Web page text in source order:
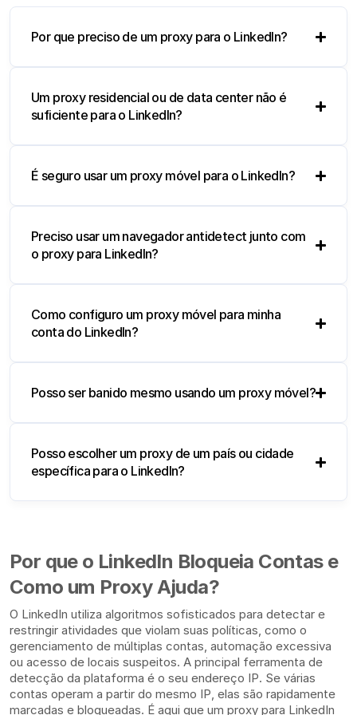
Por que preciso de um proxy para o LinkedIn?
Um proxy residencial ou de data center não é
suficiente para o LinkedIn?
É seguro usar um proxy móvel para o LinkedIn?
Preciso usar um navegador antidetect junto com
o proxy para LinkedIn?
Como configuro um proxy móvel para minha
conta do LinkedIn?
Posso ser banido mesmo usando um proxy móvel?
Posso escolher um proxy de um país ou cidade
específica para o LinkedIn?
Por que o LinkedIn Bloqueia Contas e
Como um Proxy Ajuda?
O LinkedIn utiliza algoritmos sofisticados para detectar e
restringir atividades que violam suas políticas, como o
gerenciamento de múltiplas contas, automação excessiva
ou acesso de locais suspeitos. A principal ferramenta de
detecção da plataforma é o seu endereço IP. Se várias
contas operam a partir do mesmo IP, elas são rapidamente
marcadas e bloqueadas. É aqui que um proxy para LinkedIn